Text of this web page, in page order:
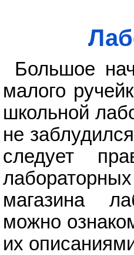
Большое
малого
школьной
не
следует
магазина
можно
их